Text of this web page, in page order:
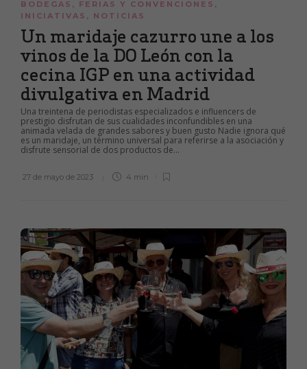
BODEGAS , FERIAS Y CONVENCIONES ,
INICIATIVAS , NOTICIAS
Un maridaje cazurro une a los
vinos de la DO León con la
cecina IGP en una actividad
divulgativa en Madrid
Una treintena de periodistas especializados e influencers de
prestigio disfrutan de sus cualidades inconfundibles en una
animada velada de grandes sabores y buen gusto Nadie ignora qué
es un maridaje, un término universal para referirse a la asociación y
disfrute sensorial de dos productos de...
27 de mayo de 2023 4 min